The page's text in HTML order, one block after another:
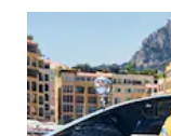
Inspirations Et